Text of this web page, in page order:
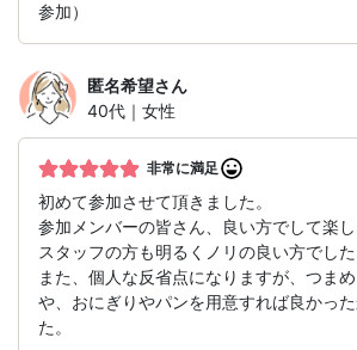
参加）
匿名希望さん
40代｜女性
非常に満足
初めて参加させて頂きました。
参加メンバーの皆さん、良い方でして楽し
スタッフの方も明るくノリの良い方でした
また、個人な反省点になりますが、つま
や、おにぎりやパンを用意すれば良かっ
た。